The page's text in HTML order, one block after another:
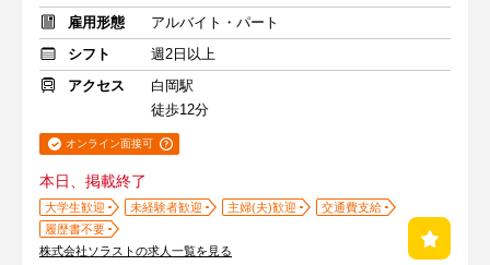
雇用形態
アルバイト・パート
シフト
週2日以上
アクセス
白岡駅
徒歩12分
オンライン面接可
本日、掲載終了
大学生歓迎 未経験者歓迎 主婦(夫)歓迎
交通費支給
履歴書不要
株式会社ソラストの求人一覧を見る